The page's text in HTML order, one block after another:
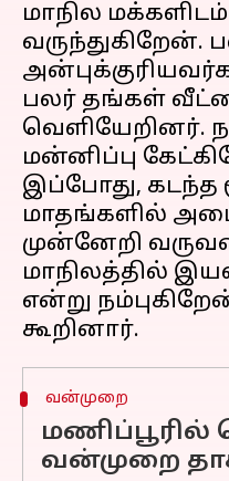
மாநில
வருந்துகிறேன்.
பலர் தங்கள்
வெளியேறினர்.
மன்னிப்பு
இப்போது, ​​கடந்த
மாதங்களில்
முன்னேறி
மாநிலத்தில்
என்று
வன்முறை
மணிப்பூரில்
வன்முறை